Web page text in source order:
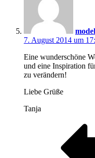
7. August 2014 um
Eine wunderschöne
und eine Inspiration
zu verändern!
Liebe Grüße
Tanja